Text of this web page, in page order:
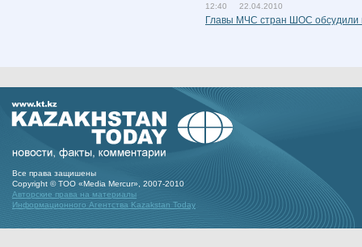
12:40 22.04.2010
Главы МЧС стран ШОС обсудили
Все права защишены
Copyright © ТОО «Media Mercur», 2007-2010
Авторские права на материалы
Информационного Агентства Kazakstan Today